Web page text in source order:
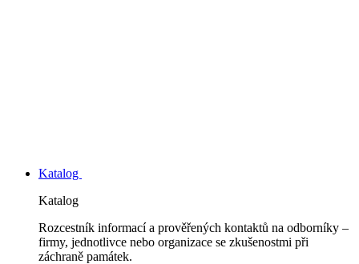
Katalog
Katalog
Rozcestník informací a prověřených kontaktů na odborníky –
firmy, jednotlivce nebo organizace se zkušenostmi při
záchraně památek.